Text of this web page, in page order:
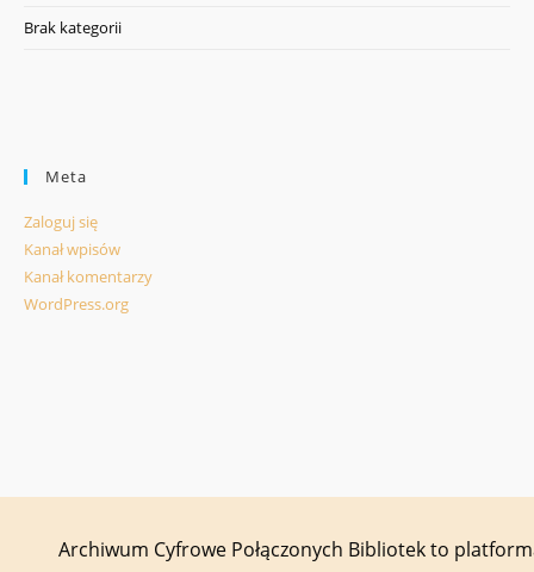
Brak kategorii
Meta
Zaloguj się
Kanał wpisów
Kanał komentarzy
WordPress.org
Archiwum Cyfrowe Połączonych Bibliotek to